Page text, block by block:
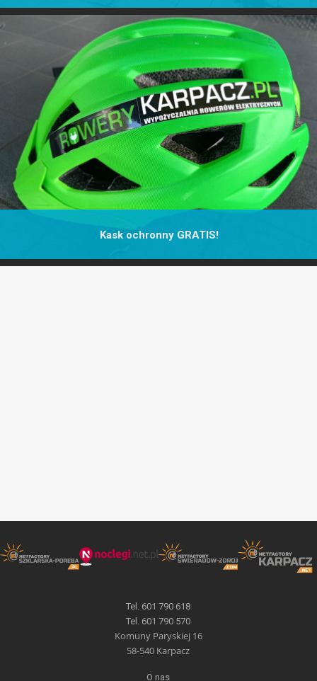
Organizujemy wycieczki dla grup zorganizowanych. Planujesz firmowy
wyjazd? Integrację zespołową? Skontaktuj się z nami.
Kask ochronny GRATIS!
Do każdego roweru wypożyczamy kask ochronny GRATIS!. Wasze
Tel. 601 790 618
Tel. 601 790 570
Komuny Paryskiej 16
58-540 Karpacz
O nas